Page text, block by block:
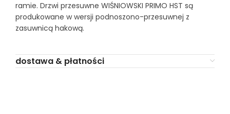
ramie. Drzwi przesuwne WIŚNIOWSKI PRIMO HST są
produkowane w wersji podnoszono-przesuwnej z
zasuwnicą hakową.
dostawa & płatności